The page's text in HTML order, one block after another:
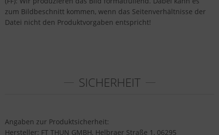
zum Bildbeschnitt kommen, wenn das Seitenverhältnisse der
Datei nicht den Produktvorgaben entspricht!
SICHERHEIT
Angaben zur Produktsicherheit:
Hersteller: FT THUN GMBH, Helbraer Straße 1, 06295